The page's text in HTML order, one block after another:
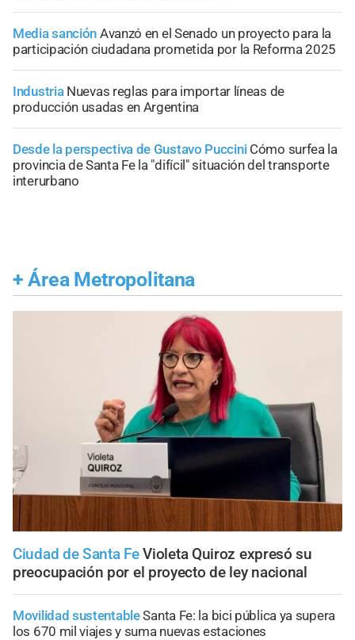
Media sanción Avanzó en el Senado un proyecto para la
participación ciudadana prometida por la Reforma 2025
Industria Nuevas reglas para importar líneas de
producción usadas en Argentina
Desde la perspectiva de Gustavo Puccini Cómo surfea la
provincia de Santa Fe la "difícil" situación del transporte
interurbano
+ Área Metropolitana
Ciudad de Santa Fe Violeta Quiroz expresó su
preocupación por el proyecto de ley nacional
Movilidad sustentableSanta Fe: la bici pública ya supera
los 670 mil viajes y suma nuevas estaciones